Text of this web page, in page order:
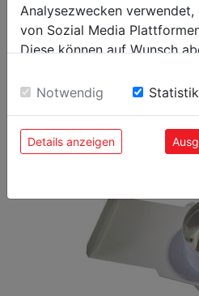
EAN Code
BELIEBTE
Analysezwecken
von Sozial Media
Diese können auf Wunsch
Einwilligung zu unseren
Notwendig
Details anzeigen